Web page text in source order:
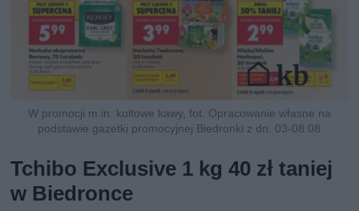
W promocji m.in. kultowe kawy, fot. Opracowanie własne na
podstawie gazetki promocyjnej Biedronki z dn. 03-08.08
Tchibo Exclusive 1 kg 40 zł taniej
w Biedronce